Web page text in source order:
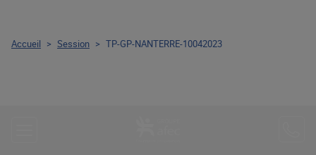
Accueil > Session > TP-GP-NANTERRE-10042023